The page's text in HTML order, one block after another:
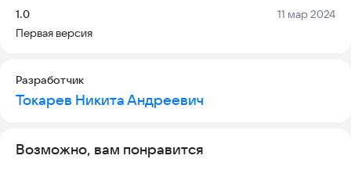
Версия:
1.0 Дата:
11 мар 2024
Первая версия
Разработчик
Токарев Никита Андреевич
Возможно, вам понравится